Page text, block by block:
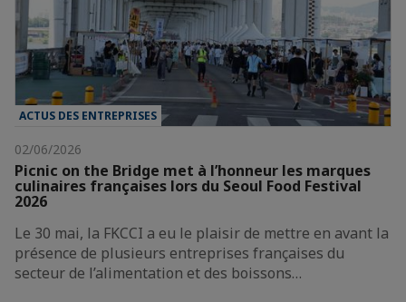
ACTUS DES ENTREPRISES
02/06/2026
Picnic on the Bridge met à l’honneur les marques
culinaires françaises lors du Seoul Food Festival
2026
Le 30 mai, la FKCCI a eu le plaisir de mettre en avant la
présence de plusieurs entreprises françaises du
secteur de l’alimentation et des boissons…